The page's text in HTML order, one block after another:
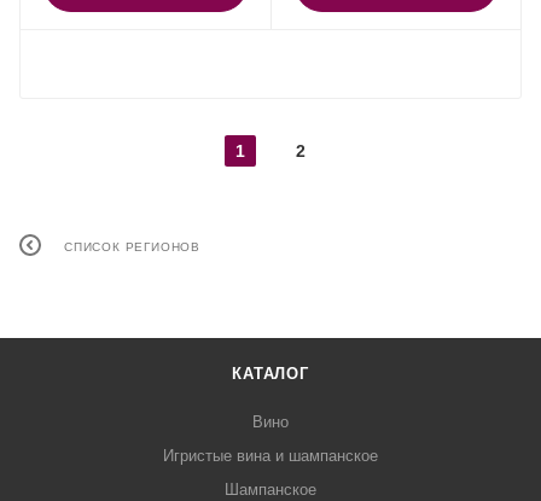
1 2
СПИСОК РЕГИОНОВ
КАТАЛОГ
Вино
Игристые вина и шампанское
Шампанское